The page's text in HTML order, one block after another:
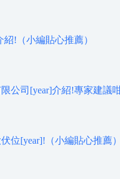
!（小編貼心推薦）
公司[year]介紹!專家建議
位[year]!（小編貼心推薦）